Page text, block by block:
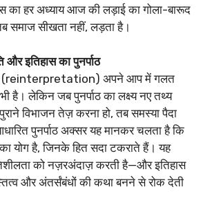
का हर अध्याय आज की लड़ाई का गोला-बारूद
समाज सीखता नहीं, लड़ता है।
और इतिहास का पुनर्पाठ
(reinterpretation) अपने आप में गलत
है। लेकिन जब पुनर्पाठ का लक्ष्य नए तथ्य
विभाजन तेज़ करना हो, तब समस्या पैदा
पुनर्पाठ अक्सर यह मानकर चलता है कि
योग है, जिनके हित सदा टकराते हैं। यह
को नज़रअंदाज़ करती है—और इतिहास
और अंतर्संबंधों की कथा बनने से रोक देती